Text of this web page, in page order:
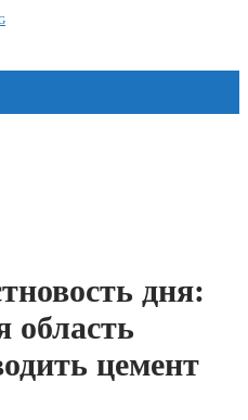
дня:
область
цемент